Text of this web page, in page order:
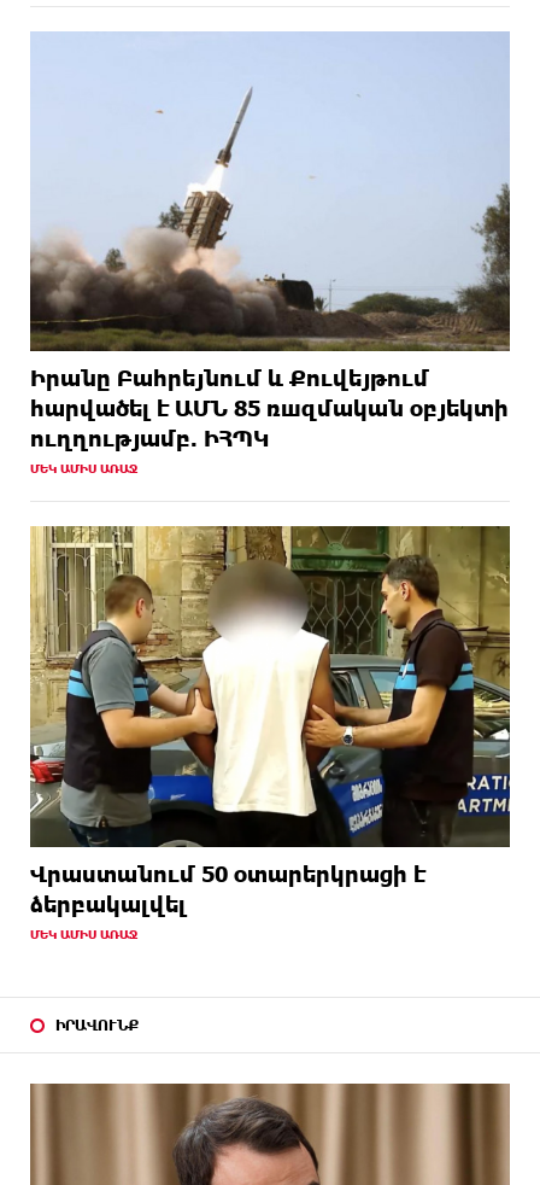
Իրանը Բահրեյնում և Քուվեյթում
hարվածել է ԱՄՆ 85 ռшզմական օբյեկտի
ուղղությամբ. ԻՀՊԿ
ՄԵԿ ԱՄԻՍ ԱՌԱՋ
Վրաստանում 50 օտարերկրացի է
ձերբակալվել
ՄԵԿ ԱՄԻՍ ԱՌԱՋ
ԻՐԱՎՈՒՆՔ